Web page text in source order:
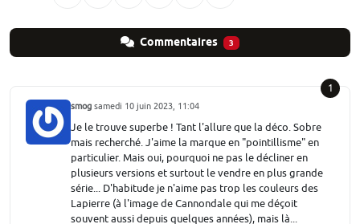
Commentaires 3
1
smog samedi 10 juin 2023, 11:04
Je le trouve superbe ! Tant l'allure que la déco. Sobre
mais recherché. J'aime la marque en "pointillisme" en
particulier. Mais oui, pourquoi ne pas le décliner en
plusieurs versions et surtout le vendre en plus grande
série... D'habitude je n'aime pas trop les couleurs des
Lapierre (à l'image de Cannondale qui me déçoit
souvent aussi depuis quelques années), mais là...